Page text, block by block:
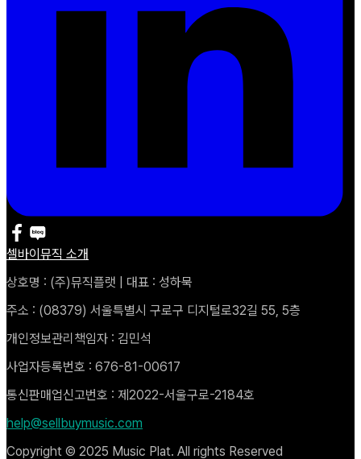
셀바이뮤직 소개
상호명 : (주)뮤직플랫 | 대표 : 성하묵
주소 : (08379) 서울특별시 구로구 디지털로32길 55, 5층
개인정보관리책임자 : 김민석
사업자등록번호 : 676-81-00617
통신판매업신고번호 : 제2022-서울구로-2184호
help@sellbuymusic.com
Copyright © 2025 Music Plat. All rights Reserved